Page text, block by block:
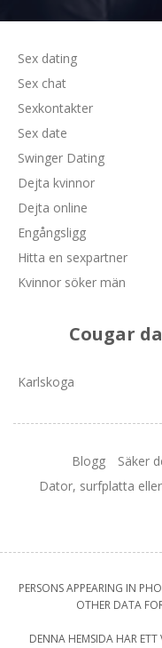
Sex dating
Sex chat
Sexkontakter
Sex date
Swinger Dating
Dejta kvinnor
Dejta online
Engångsligg
Hitta en sexpartner
Kvinnor söker män
Cougar
Karlskoga
Blogg Säker
Dator, surfplatta
PERSONS APPEARING IN
OTHER DATA
DENNA HEMSIDA HAR